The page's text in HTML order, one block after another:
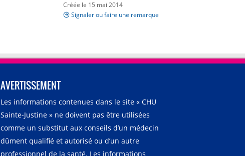
Créée le 15 mai 2014
Signaler ou faire une remarque
AVERTISSEMENT
Les informations contenues dans le site « CHU
Sainte-Justine » ne doivent pas être utilisées
comme un substitut aux conseils d’un médecin
dûment qualifié et autorisé ou d’un autre
professionnel de la santé. Les informations